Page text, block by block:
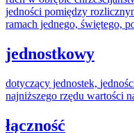
jedności pomiędzy
ramach jednego, świętego,
jednostkowy
dotyczący jednostek, jednośc
najniższego rzędu wartości
łączność